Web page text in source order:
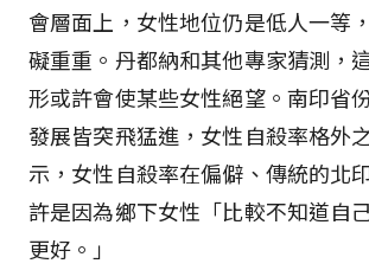
會層面上，女性地位仍是低人一等
礙重重。丹都納和其他專家猜測，
形或許會使某些女性絕望。南印省
發展皆突飛猛進，女性自殺率格外
示，女性自殺率在偏僻、傳統的北
許是因為鄉下女性「比較不知道自
更好。」